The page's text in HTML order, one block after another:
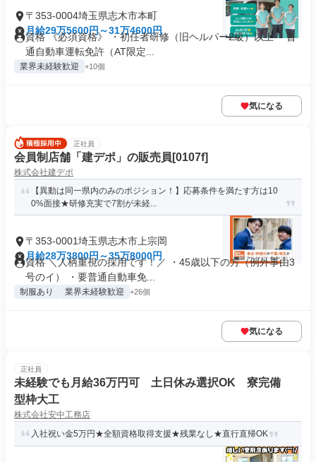
〒353-0004埼玉県志木市本町
月給29万5600円～31万4600円
資格 《必須資格》 ・初任者研修（旧ヘルパー2級）以上 ・普
通自動車運転免許（AT限定...
業界未経験歓迎 +10個
気になる
正社員
会員制店舗「建デポ」の販売員[0107f]
株式会社建デポ
【異動は同一県内のみのポジション！】応募条件を満たす方は10
0%面接★研修充実で7割が未経...
〒353-0001埼玉県志木市上宗岡
月給28万3800円～35万8000円
資格 ＼人柄重視の採用です！／ ・45歳以下の方（例外事由3
号のイ） ・要普通自動車免...
制服あり 業界未経験歓迎 +26個
気になる
正社員
未経験でも月給36万円可 土日休み選択OK 寮完備
型枠大工
株式会社安中工務店
入社祝い金5万円★全額資格取得支援★残業なし★直行直帰OK